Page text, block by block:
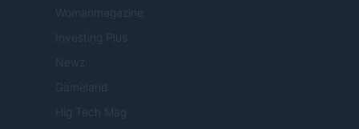
Womanmagazine
Investing Plus
Newz
Gameland
Hig Tech Mag